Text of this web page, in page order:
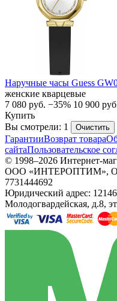
Наручные часы Guess
женские кварцевые
7 080 руб. −35% 10 900
Купить
Вы смотрели: 1
Очистить
ГарантииВозврат товара
сайтаПользовательское
© 1998–2026 Интернет-
ООО «ИНТЕРОПТИМ»,
7731444692
Юридический адрес:
Молодогвардейская, д.8,